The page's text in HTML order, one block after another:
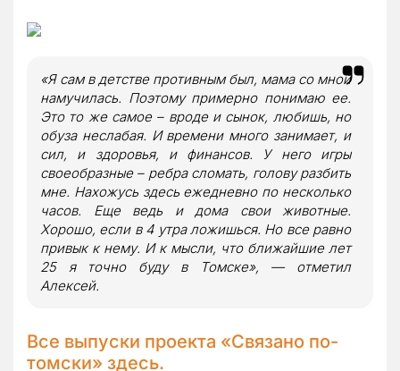
«Я сам в детстве противным был, мама со мной
намучилась. Поэтому примерно понимаю ее.
Это то же самое – вроде и сынок, любишь, но
обуза неслабая. И времени много занимает, и
сил, и здоровья, и финансов. У него игры
своеобразные – ребра сломать, голову разбить
мне. Нахожусь здесь ежедневно по несколько
часов. Еще ведь и дома свои животные.
Хорошо, если в 4 утра ложишься. Но все равно
привык к нему. И к мысли, что ближайшие лет
25 я точно буду в Томске», — отметил
Алексей.
Все выпуски проекта «Связано по-
томски» здесь.